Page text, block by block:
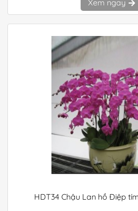
Xem ngay
HDT34 Chậu Lan hồ Điệp